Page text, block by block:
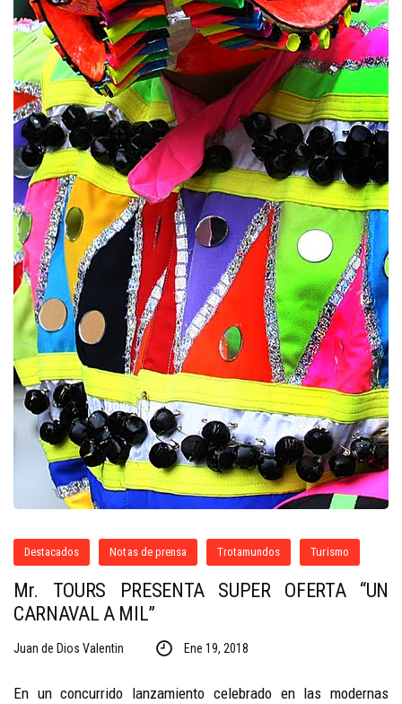
Destacados Notas de prensa Trotamundos Turismo
Mr. TOURS PRESENTA SUPER OFERTA “UN
CARNAVAL A MIL”
Juan de Dios Valentin Ene 19, 2018
En un concurrido lanzamiento celebrado en las modernas